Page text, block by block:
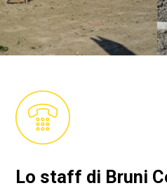
Lo staff di Bruni